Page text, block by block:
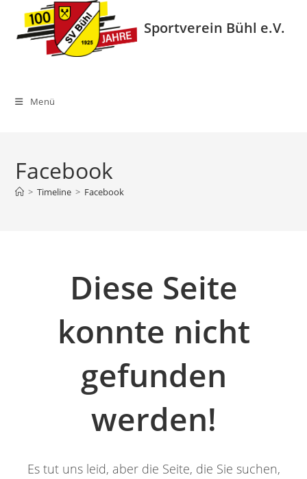
Inhalt
springen
Sportverein Bühl e.V.
Menü
Facebook
> Timeline > Facebook
Diese Seite
konnte nicht
gefunden
werden!
Es tut uns leid, aber die Seite, die Sie suchen,